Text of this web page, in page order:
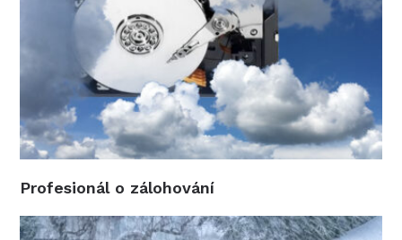
Profesionál o zálohování